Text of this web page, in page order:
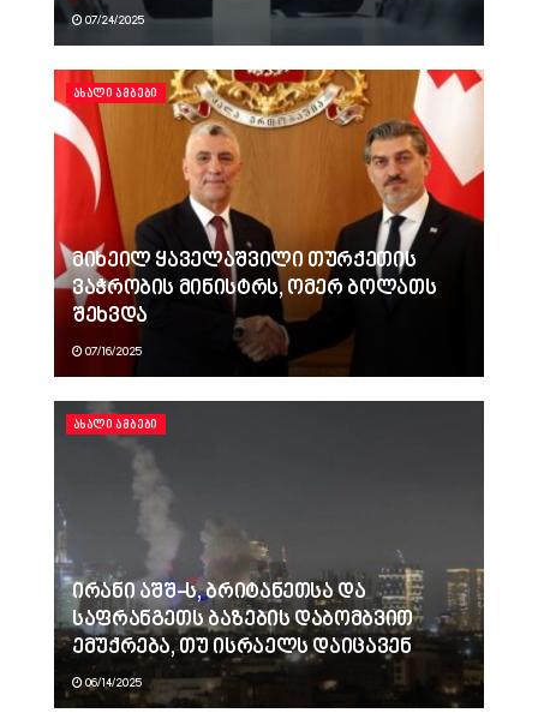
07/24/2025
ᲐᲮᲐᲚᲘ ᲐᲛᲑᲔᲑᲘ
მიხეილ ყაველაშვილი თურქეთის
ვაჭრობის მინისტრს, ომერ ბოლათს
შეხვდა
07/16/2025
ᲐᲮᲐᲚᲘ ᲐᲛᲑᲔᲑᲘ
ირანი აშშ-ს, ბრიტანეთსა და
საფრანგეთს ბაზების დაბომბვით
ემუქრება, თუ ისრაელს დაიცავენ
06/14/2025